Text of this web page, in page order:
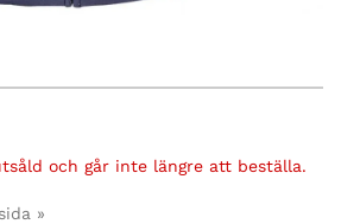
och går inte längre att beställa.
»